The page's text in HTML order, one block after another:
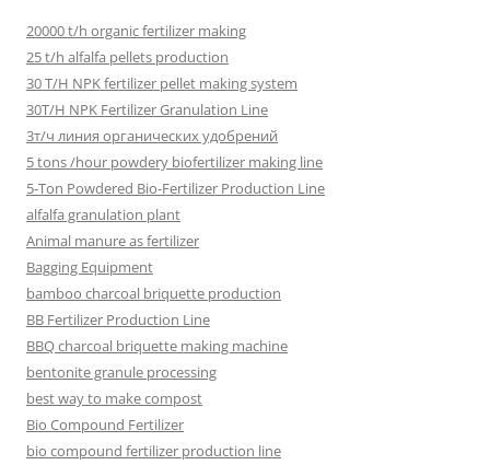
20000 t/h organic fertilizer making
25 t/h alfalfa pellets production
30 T/H NPK fertilizer pellet making system
30T/H NPK Fertilizer Granulation Line
3т/ч линия органических удобрений
5 tons /hour powdery biofertilizer making line
5-Ton Powdered Bio-Fertilizer Production Line
alfalfa granulation plant
Animal manure as fertilizer
Bagging Equipment
bamboo charcoal briquette production
BB Fertilizer Production Line
BBQ charcoal briquette making machine
bentonite granule processing
best way to make compost
Bio Compound Fertilizer
bio compound fertilizer production line